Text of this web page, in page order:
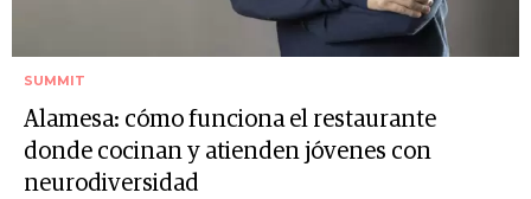
SUMMIT
Alamesa: cómo funciona el restaurante
donde cocinan y atienden jóvenes con
neurodiversidad